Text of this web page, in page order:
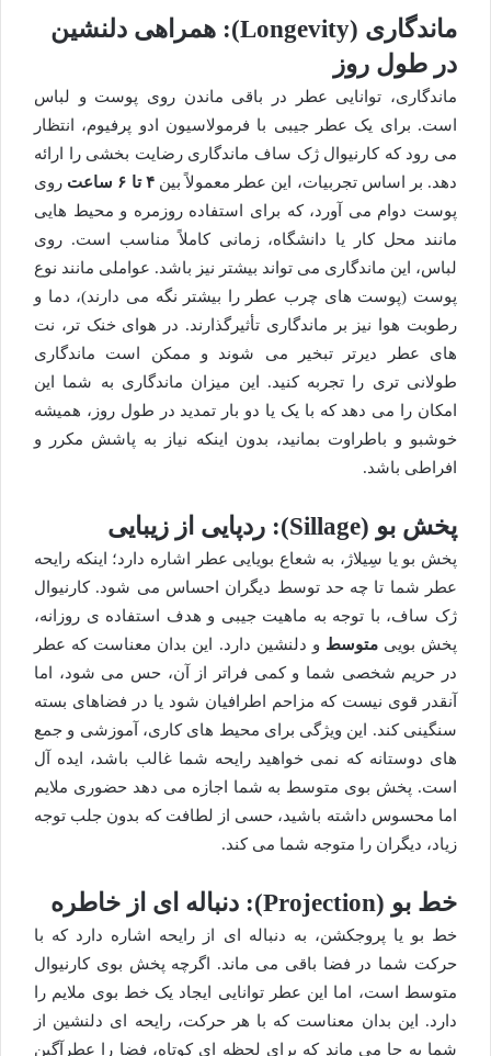
ماندگاری (Longevity): همراهی دلنشین
در طول روز
ماندگاری، توانایی عطر در باقی ماندن روی پوست و لباس
است. برای یک عطر جیبی با فرمولاسیون ادو پرفیوم، انتظار
می رود که کارنیوال ژک ساف ماندگاری رضایت بخشی را ارائه
دهد. بر اساس تجربیات، این عطر معمولاً بین۴ تا ۶ ساعت
روی
پوست دوام می آورد، که برای استفاده روزمره و محیط هایی
مانند محل کار یا دانشگاه، زمانی کاملاً مناسب است. روی
لباس، این ماندگاری می تواند بیشتر نیز باشد. عواملی مانند نوع
پوست (پوست های چرب عطر را بیشتر نگه می دارند)، دما و
رطوبت هوا نیز بر ماندگاری تأثیرگذارند. در هوای خنک تر، نت
های عطر دیرتر تبخیر می شوند و ممکن است ماندگاری
طولانی تری را تجربه کنید. این میزان ماندگاری به شما این
امکان را می دهد که با یک یا دو بار تمدید در طول روز، همیشه
خوشبو و باطراوت بمانید، بدون اینکه نیاز به پاشش مکرر و
افراطی باشد.
پخش بو (Sillage): ردپایی از زیبایی
پخش بو یا سِیلاژ، به شعاع بویایی عطر اشاره دارد؛ اینکه رایحه
عطر شما تا چه حد توسط دیگران احساس می شود. کارنیوال
ژک ساف، با توجه به ماهیت جیبی و هدف استفاده ی روزانه،
پخش بوییمتوسط و دلنشین دارد. این بدان معناست که عطر
در حریم شخصی شما و کمی فراتر از آن، حس می شود، اما
آنقدر قوی نیست که مزاحم اطرافیان شود یا در فضاهای بسته
سنگینی کند. این ویژگی برای محیط های کاری، آموزشی و جمع
های دوستانه که نمی خواهید رایحه شما غالب باشد، ایده آل
است. پخش بوی متوسط به شما اجازه می دهد حضوری ملایم
اما محسوس داشته باشید، حسی از لطافت که بدون جلب توجه
زیاد، دیگران را متوجه شما می کند.
خط بو (Projection): دنباله ای از خاطره
خط بو یا پروجکشن، به دنباله ای از رایحه اشاره دارد که با
حرکت شما در فضا باقی می ماند. اگرچه پخش بوی کارنیوال
متوسط است، اما این عطر توانایی ایجاد یک خط بوی ملایم را
دارد. این بدان معناست که با هر حرکت، رایحه ای دلنشین از
شما به جا می ماند که برای لحظه ای کوتاه، فضا را عطرآگین